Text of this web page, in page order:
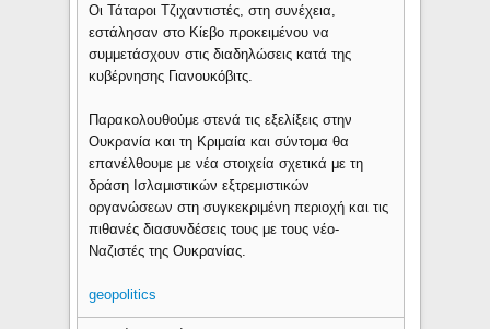
Οι Τάταροι Τζιχαντιστές, στη συνέχεια,
εστάλησαν στο Κίεβο προκειμένου να
συμμετάσχουν στις διαδηλώσεις κατά της
κυβέρνησης Γιανουκόβιτς.
Παρακολουθούμε στενά τις εξελίξεις στην
Ουκρανία και τη Κριμαία και σύντομα θα
επανέλθουμε με νέα στοιχεία σχετικά με τη
δράση Ισλαμιστικών εξτρεμιστικών
οργανώσεων στη συγκεκριμένη περιοχή και τις
πιθανές διασυνδέσεις τους με τους νέο-
Ναζιστές της Ουκρανίας.
geopolitics